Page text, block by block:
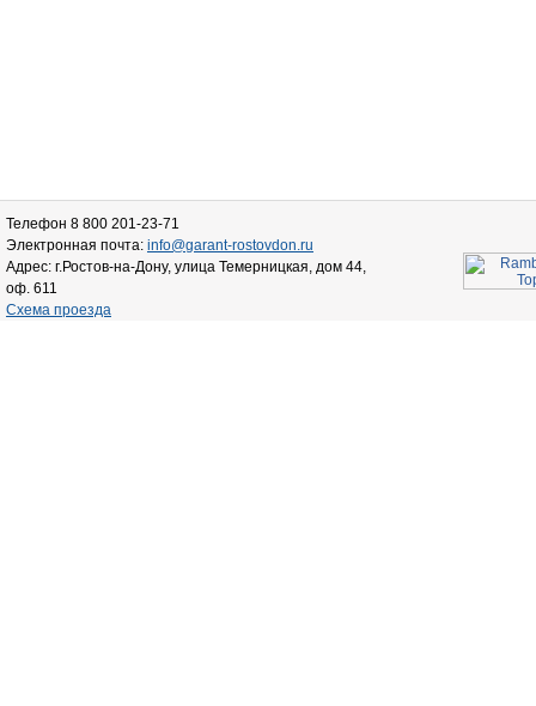
Телефон 8 800 201-23-71
Электронная почта: info@garant-rostovdon.ru
Адрес: г.Ростов-на-Дону, улица Темерницкая, дом 44,
оф. 611
Схема проезда